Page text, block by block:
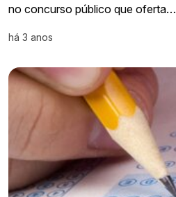
no concurso público que oferta…
há 3 anos